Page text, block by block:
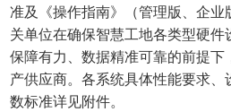
准及《操作指南》（管理版、企业
关单位在确保智慧工地各类型硬件
保障有力、数据精准可靠的前提下
产供应商。各系统具体性能要求、
数标准详见附件。